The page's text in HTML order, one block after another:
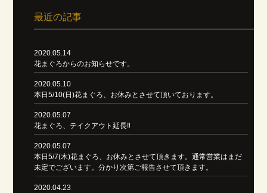
最近の記事
2020.05.14
花まぐろからのお知らせです。
2020.05.10
本日5/10(日)花まぐろ、お休みとさせて頂いております。
2020.05.07
花まぐろ、テイクアウト延長‼️
2020.05.07
本日5/7(木)花まぐろ、お休みとさせて頂きます。通常営業はまだ
未定でございます。分かり次第ご報告させて頂きます。
2020.04.23